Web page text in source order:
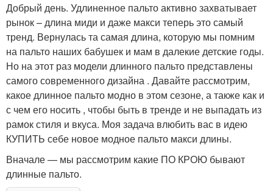
Добрый день. Удлиненное пальто активно захватывает
рынок – длина миди и даже макси теперь это самый
тренд. Вернулась та самая длина, которую мы помним
на пальто наших бабушек и мам в далекие детские годы.
Но на этот раз модели длинного пальто представлены
самого современного дизайна . Давайте рассмотрим,
какое длинное пальто модно в этом сезоне, а также как и
с чем его носить , чтобы быть в тренде и не выпадать из
рамок стиля и вкуса. Моя задача влюбить вас в идею
КУПИТЬ себе новое модное пальто макси длины.
Вначале — мы рассмотрим какие ПО КРОЮ бывают
длинные пальто.